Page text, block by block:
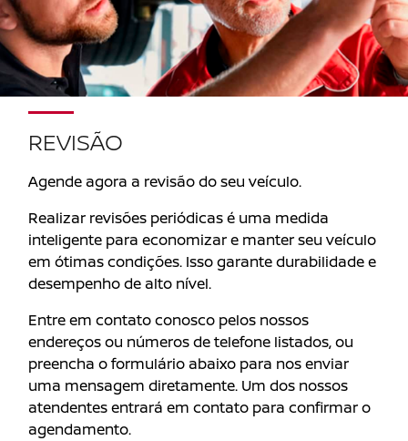
REVISÃO
Agende agora a revisão do seu veículo.
Realizar revisões periódicas é uma medida
inteligente para economizar e manter seu veículo
em ótimas condições. Isso garante durabilidade e
desempenho de alto nível.
Entre em contato conosco pelos nossos
endereços ou números de telefone listados, ou
preencha o formulário abaixo para nos enviar
uma mensagem diretamente. Um dos nossos
atendentes entrará em contato para confirmar o
agendamento.